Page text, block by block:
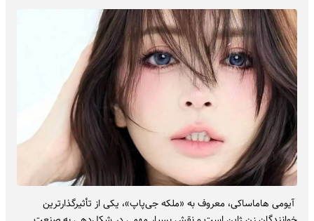
آیومی هاماساکی، معروف به «ملکه جی‌پاپ»، یکی از تأثیرگذارترین